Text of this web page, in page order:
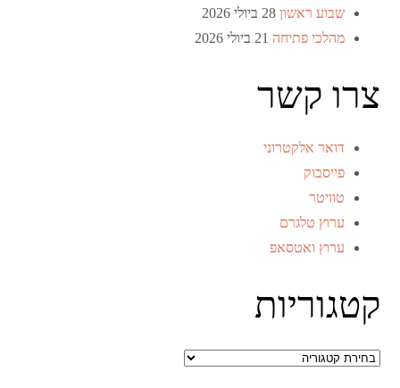
שבוע ראשון 28 ביולי 2026
מהלכי פתיחה 21 ביולי 2026
צרו קשר
דואר אלקטרוני
פייסבוק
טוויטר
ערוץ טלגרם
ערוץ ואטסאפ
קטגוריות
קטגוריות